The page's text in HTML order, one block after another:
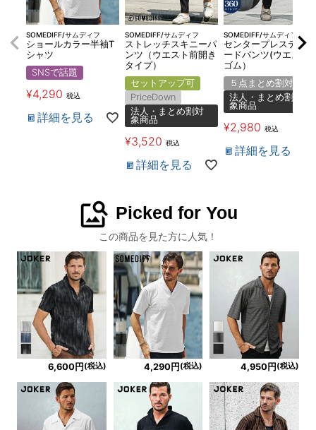
SOMEDIFF/サムディフ
ショールカラー半袖T
シャツ
SNSで話題
¥4,290 税込
詳細を見る
SOMEDIFF/サムディフ
ストレッチスキニーパ
ンツ（ウエスト前開き
タイプ）
セットアップ可
PriceDown
法人・まとめ割対
象商品
¥3,520 税込
詳細を見る
SOMEDIFF/サムディフ
センタープレステーパ
ードパンツ(ウエスト
ゴム）
５点まとめ割対象
法人・まとめ割対
象商品
¥2,980 税込
詳細を見る
image_search Picked for You
この商品を見た方に人気！
6,600円 (税込) 4,290円 (税込) 4,950円 (税込)